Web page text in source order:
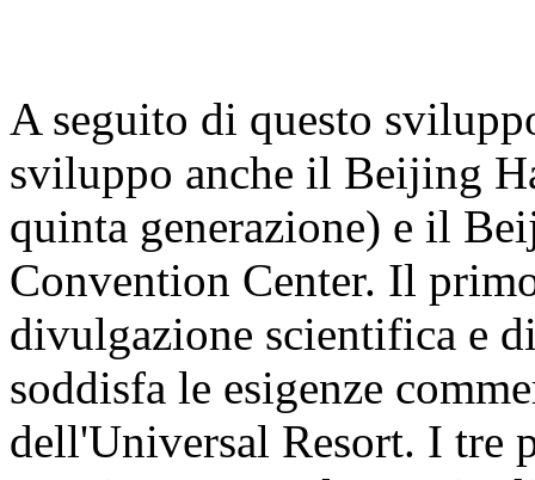
A seguito di questo
sviluppo anche il Beijing
quinta generazione) e il
Convention Center. Il
divulgazione scientifica e
soddisfa le esigenze
dell'Universal Resort. I tre